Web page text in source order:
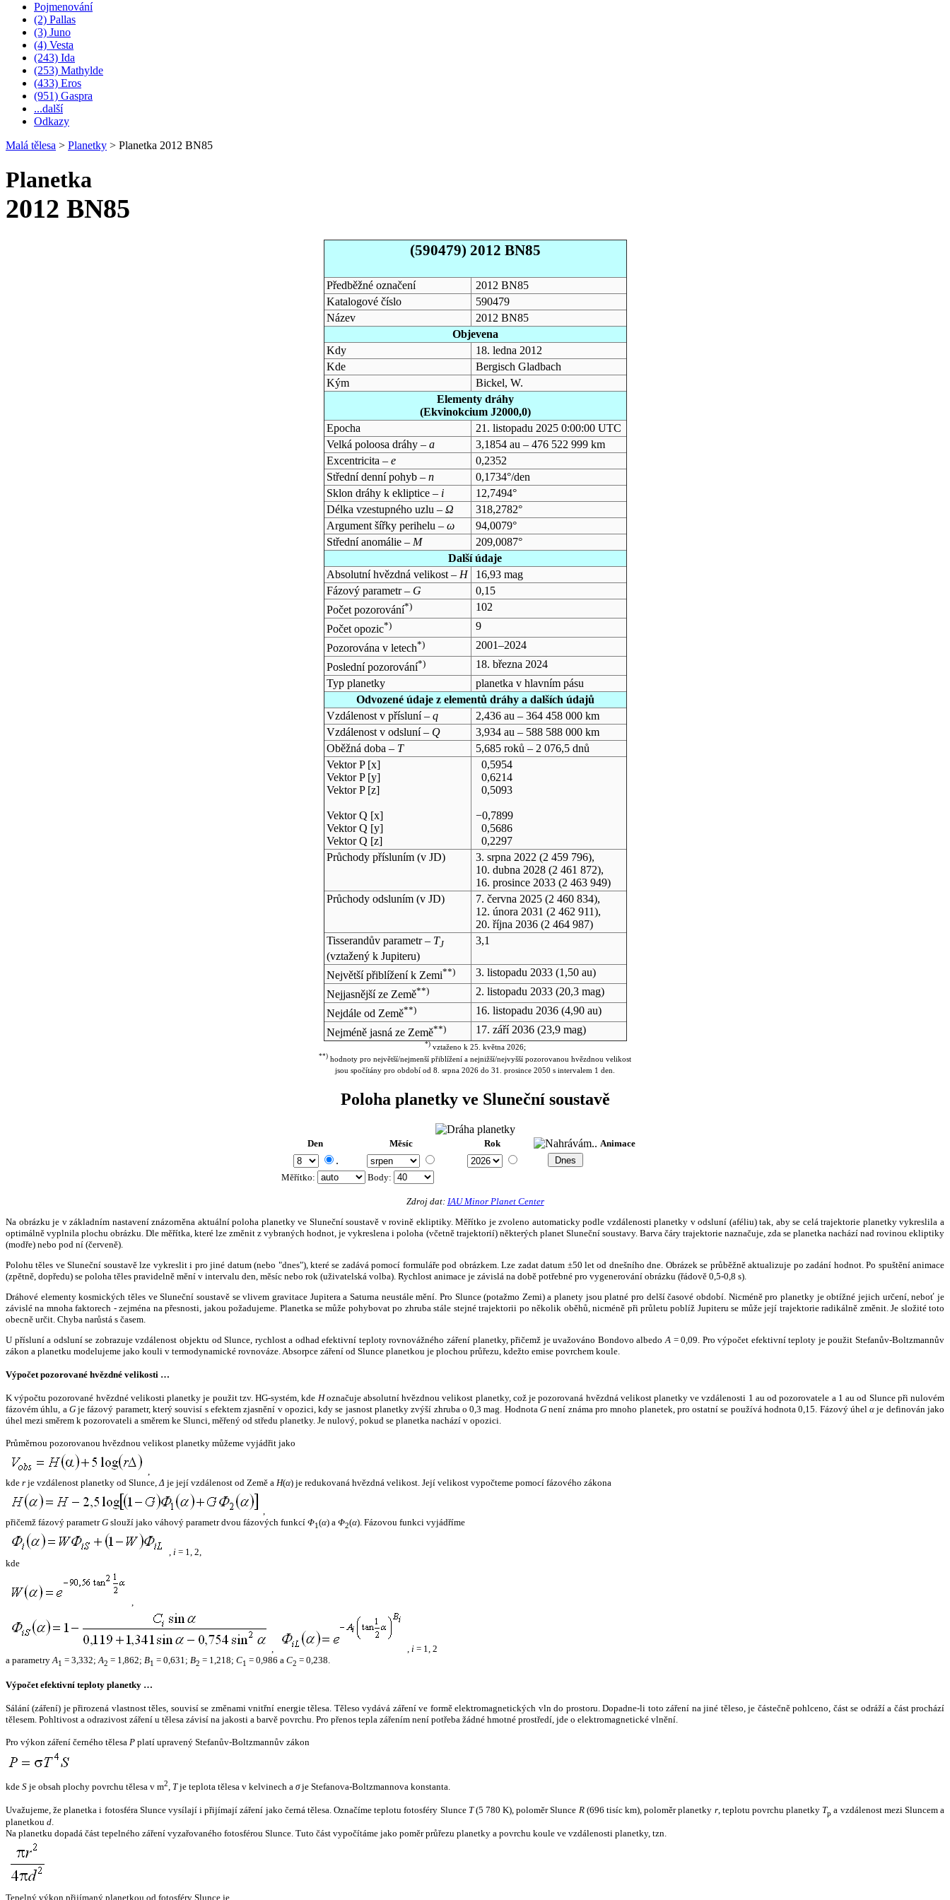
Pojmenování
(2) Pallas
(3) Juno
(4) Vesta
(243) Ida
(253) Mathylde
(433) Eros
(951) Gaspra
...další
Odkazy
Malá tělesa > Planetky > Planetka 2012 BN85
Planetka
2012 BN85
(590479) 2012 BN85
Předběžné označení
2012 BN85
Katalogové číslo
590479
Název
2012 BN85
Objevena
Kdy
18. ledna 2012
Kde
Bergisch Gladbach
Kým
Bickel, W.
Elementy dráhy
(Ekvinokcium J2000,0)
Epocha
21. listopadu 2025 0:00:00 UTC
Velká poloosa dráhy – a
3,1854 au – 476 522 999 km
Excentricita – e
0,2352
Střední denní pohyb – n
0,1734°/den
Sklon dráhy k ekliptice – i
12,7494°
Délka vzestupného uzlu – Ω
318,2782°
Argument šířky perihelu – ω
94,0079°
Střední anomálie – M
209,0087°
Další údaje
Absolutní hvězdná velikost – H
16,93 mag
Fázový parametr – G
0,15
Počet pozorování*)
102
Počet opozic*)
9
Pozorována v letech*)
2001–2024
Poslední pozorování*)
18. března 2024
Typ planetky
planetka v hlavním pásu
Odvozené údaje z elementů dráhy a dalších údajů
Vzdálenost v přísluní – q
2,436 au – 364 458 000 km
Vzdálenost v odsluní – Q
3,934 au – 588 588 000 km
Oběžná doba – T
5,685 roků – 2 076,5 dnů
Vektor P [x]
Vektor P [y]
Vektor P [z]
Vektor Q [x]
Vektor Q [y]
Vektor Q [z]
0,5954
0,6214
0,5093
−0,7899
0,5686
0,2297
Průchody přísluním (v JD) 3. srpna 2022 (2 459 796),
10. dubna 2028(2 461 872),
16. prosince 2033(2 463 949)
Průchody odsluním (v JD) 7. června 2025(2 460 834),
12. února 2031 (2 462 911),
20. října 2036(2 464 987)
Tisserandův parametr – TJ
(vztažený k Jupiteru)
3,1
Největší přiblížení k Zemi**) 3. listopadu 2033(1,50 au)
Nejjasnější ze Země**) 2. listopadu 2033(20,3 mag)
Nejdále od Země**) 16. listopadu 2036(4,90 au)
Nejméně jasná ze Země**) 17. září 2036(23,9 mag)
*)vztaženo k 25. května 2026;
**) hodnoty pro největší/nejmenší přiblížení a nejnižší/nejvyšší pozorovanou hvězdnou velikost
jsou spočítány pro období od 8. srpna 2026 do 31. prosince 2050 s intervalem 1 den.
Poloha planetky ve Sluneční soustavě
Den Měsíc Rok Animace
.
Měřítko: Body:
Zdroj dat: IAU Minor Planet Center
Na obrázku je v základním nastavení znázorněna aktuální poloha planetky ve Sluneční soustavě v rovině ekliptiky. Měřítko je zvoleno automaticky podle vzdálenosti planetky v odsluní (aféliu) tak, aby se celá trajektorie planetky vykreslila a
optimálně vyplnila plochu obrázku. Dle měřítka, které lze změnit z vybraných hodnot, je vykreslena i poloha (včetně trajektorií) některých planet Sluneční soustavy. Barva čáry trajektorie naznačuje, zda se planetka nachází nad rovinou ekliptiky
(modře) nebo pod ní (červeně).
Polohu těles ve Sluneční soustavě lze vykreslit i pro jiné datum (nebo "dnes"), které se zadává pomocí formuláře pod obrázkem. Lze zadat datum ±50 let od dnešního dne. Obrázek se průběžně aktualizuje po zadání hodnot. Po spuštění animace
(zpětně, dopředu) se poloha těles pravidelně mění v intervalu den, měsíc nebo rok (uživatelská volba). Rychlost animace je závislá na době potřebné pro vygenerování obrázku (řádově 0,5-0,8 s).
Dráhové elementy kosmických těles ve Sluneční soustavě se vlivem gravitace Jupitera a Saturna neustále mění. Pro Slunce (potažmo Zemi) a planety jsou platné pro delší časové období. Nicméně pro planetky je obtížné jejich určení, neboť je
závislé na mnoha faktorech - zejména na přesnosti, jakou požadujeme. Planetka se může pohybovat po zhruba stále stejné trajektorii po několik oběhů, nicméně při průletu poblíž Jupiteru se může její trajektorie radikálně změnit. Je složité toto
obecně určit. Chyba narůstá s časem.
U přísluní a odsluní se zobrazuje vzdálenost objektu od Slunce, rychlost a odhad efektivní teploty rovnovážného záření planetky, přičemž je uvažováno Bondovo albedo A = 0,09. Pro výpočet efektivní teploty je použit Stefanův-Boltzmannův
zákon a planetku modelujeme jako kouli v termodynamické rovnováze. Absorpce záření od Slunce planetkou je plochou průřezu, kdežto emise povrchem koule.
Výpočet pozorované hvězdné velikosti …
K výpočtu pozorované hvězdné velikosti planetky je použit tzv. HG-systém, kde Hoznačuje absolutní hvězdnou velikost planetky, což je pozorovaná hvězdná velikost planetky ve vzdálenosti 1 au od pozorovatele a 1 au od Slunce při nulovém
fázovém úhlu, a Gje fázový parametr, který souvisí s efektem zjasnění v opozici, kdy se jasnost planetky zvýší zhruba o 0,3 mag. HodnotaG není známa pro mnoho planetek, pro ostatní se používá hodnota 0,15. Fázový úhelα je definován jako
úhel mezi směrem k pozorovateli a směrem ke Slunci, měřený od středu planetky. Je nulový, pokud se planetka nachází v opozici.
Průměrnou pozorovanou hvězdnou velikost planetky můžeme vyjádřit jako
,
kde r je vzdálenost planetky od Slunce,Δ je její vzdálenost od Země a H(α) je redukovaná hvězdná velikost. Její velikost vypočteme pomocí fázového zákona
,
přičemž fázový parametrG slouží jako váhový parametr dvou fázových funkcí Φ1(α) a Φ2(α). Fázovou funkci vyjádříme
, i = 1, 2,
kde
,
, , i = 1, 2
a parametryA1 = 3,332;A2 = 1,862; B1 = 0,631; B2 = 1,218; C1 = 0,986 a C2 = 0,238.
Výpočet efektivní teploty planetky …
Sálání (záření) je přirozená vlastnost těles, souvisí se změnami vnitřní energie tělesa. Těleso vydává záření ve formě elektromagnetických vln do prostoru. Dopadne-li toto záření na jiné těleso, je částečně pohlceno, část se odráží a část prochází
tělesem. Pohltivost a odrazivost záření u tělesa závisí na jakosti a barvě povrchu. Pro přenos tepla zářením není potřeba žádné hmotné prostředí, jde o elektromagnetické vlnění.
Pro výkon záření černého tělesa P platí upravený Stefanův-Boltzmannův zákon
kde S je obsah plochy povrchu tělesa v m2, Tje teplota tělesa v kelvinech a σje Stefanova-Boltzmannova konstanta.
Uvažujeme, že planetka i fotosféra Slunce vysílají i přijímají záření jako černá tělesa. Označíme teplotu fotosféry Slunce T(5 780 K), poloměr Slunce R(696 tisíc km), poloměr planetky r, teplotu povrchu planetky Tp a vzdálenost mezi Sluncem a
planetkou d.
Na planetku dopadá část tepelného záření vyzařovaného fotosférou Slunce. Tuto část vypočítáme jako poměr průřezu planetky a povrchu koule ve vzdálenosti planetky, tzn.
Tepelný výkon přijímaný planetkou od fotosféry Slunce je